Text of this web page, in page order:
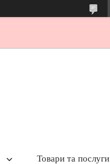
Товари та послуги